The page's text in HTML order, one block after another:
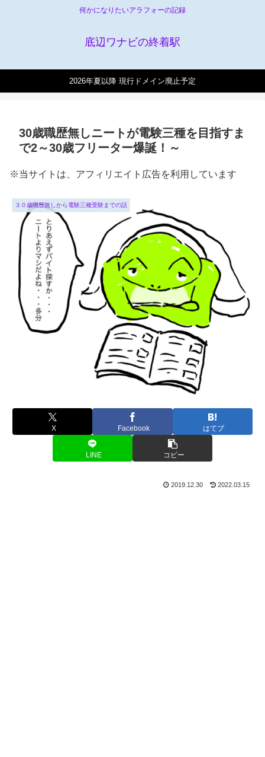
何かになりたいアラフォーの記録
底辺ワナビの終着駅
2026年夏以降 現行ドメイン廃止予定
30歳職歴無しニートが電験三種を目指すま
で2～30歳フリーター爆誕！～
※当サイトは、アフィリエイト広告を利用しています
３０歳職歴無しから電験三種受験までの話
X Facebook はてブ
LINE コピー
2019.12.30 2022.03.15